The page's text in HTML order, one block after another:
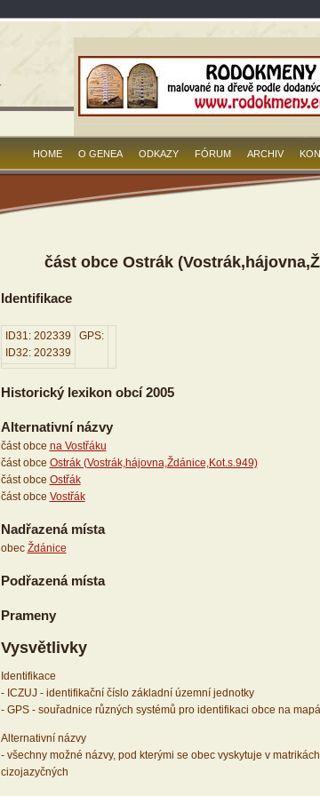
HOME O GENEA ODKAZY FÓRUM ARCHIV
část obce Ostrák
Identifikace
ID31: 202339
ID32: 202339
GPS:
Historický lexikon obcí 2005
Alternativní názvy
část obce na Vostřáku
část obce Ostrák (Vostrák,hájovna,Ždánice,Kot.s.949)
část obce Ostřák
část obce Vostřák
Nadřazená místa
obec Ždánice
Podřazená místa
Prameny
Vysvětlivky
Identifikace
- ICZUJ - identifikační číslo základní územní jednotky
- GPS - souřadnice různých systémů pro identifikaci obce na
Alternativní názvy
- všechny možné názvy, pod kterými se obec vyskytuje v
cizojazyčných